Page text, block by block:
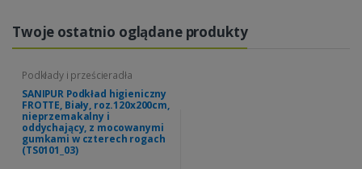
Twoje ostatnio oglądane produkty
Podkłady i prześcieradła
SANIPUR Podkład higieniczny
FROTTE, Biały, roz.120x200cm,
nieprzemakalny i
oddychający, z mocowanymi
gumkami w czterech rogach
(TS0101_03)